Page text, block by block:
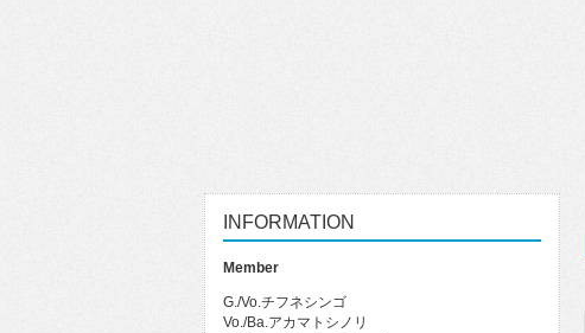
INFORMATION
Member
G./Vo.チフネシンゴ
Vo./Ba.アカマトシノリ